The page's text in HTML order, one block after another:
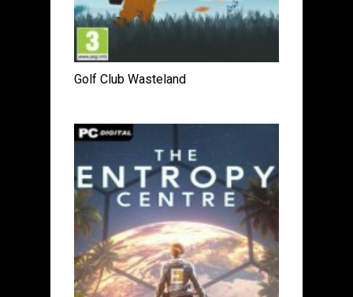
Golf Club Wasteland